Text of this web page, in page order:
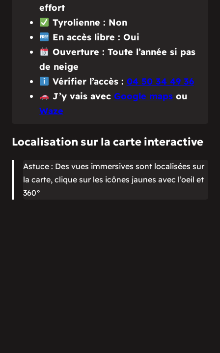
effort
Tyrolienne : Non
En accès libre : Oui
Ouverture : Toute l’année si pas
de neige
Vérifier l’accès : 04 50 34 49 36
J’y vais avec Google mapsou
Waze
Localisation sur la carte interactive
Astuce : Des vues immersives sont localisées sur
la carte, clique sur les icônes jaunes avec l’oeil et
360°